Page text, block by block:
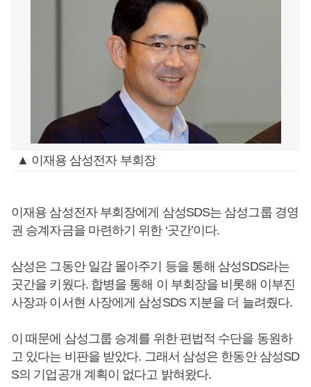
▲ 이재용 삼성전자 부회장
이재용 삼성전자 부회장에게 삼성SDS는 삼성그룹 경영
권 승계자금을 마련하기 위한 ‘곳간’이다.
삼성은 그동안 일감 몰아주기 등을 통해 삼성SDS라는
곳간을 키웠다. 합병을 통해 이 부회장을 비롯해 이부진
사장과 이서현 사장에게 삼성SDS 지분을 더 늘려줬다.
이 때문에 삼성그룹 승계를 위한 편법적 수단을 동원하
고 있다는 비판을 받았다. 그래서 삼성은 한동안 삼성SD
S의 기업공개 계획이 없다고 밝혀왔다.